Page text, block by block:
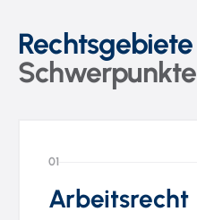
Rechtsgebiete
Schwerpunkte
01
Arbeitsrecht